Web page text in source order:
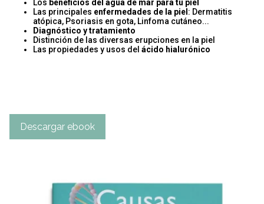
Los beneficios del agua de mar para tu piel
Las principales enfermedades de la piel : Dermatitis
atópica, Psoriasis en gota, Linfoma cutáneo...
Diagnóstico y tratamiento
Distinción de las diversas erupciones en la piel
Las propiedades y usos del ácido hialurónico
Descargar ebook